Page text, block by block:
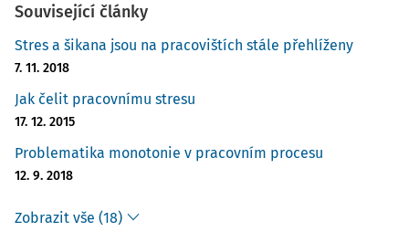
Související články
Stres a šikana jsou na pracovištích stále přehlíženy
7. 11. 2018
Jak čelit pracovnímu stresu
17. 12. 2015
Problematika monotonie v pracovním procesu
12. 9. 2018
Zobrazit vše (18)